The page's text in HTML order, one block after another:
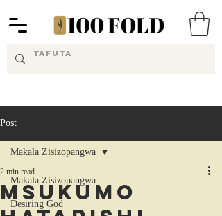
Post
Makala Zisizopangwa
Desiring God
Makala Zisizopangwa
Msukumo
2 min read